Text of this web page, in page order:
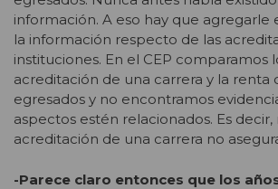
información. A eso hay que
la información respecto de las
instituciones. En el CEP comparamos
acreditación de una carrera y la renta
egresados y no encontramos
aspectos estén relacionados. Es decir,
acreditación de una carrera no
-Parece claro entonces que los